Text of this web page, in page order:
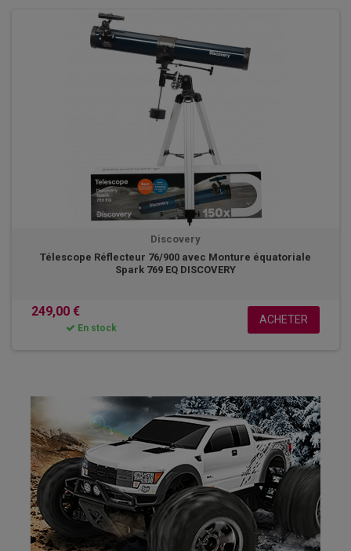
Discovery
Télescope Réflecteur 76/900 avec Monture équatoriale
Spark 769 EQ DISCOVERY
249,00 €
En stock
ACHETER